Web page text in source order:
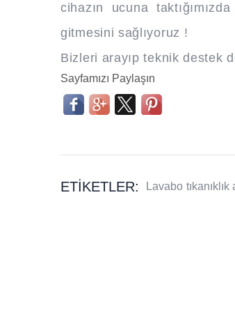
cihazın ucuna
gitmesini sağlıyoruz !
Bizleri arayıp teknik destek
Sayfamızı Paylaşın
ETIKETLER: Lavabo tıkanıklık